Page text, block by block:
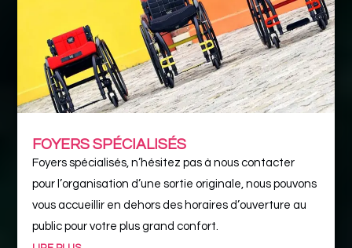
FOYERS SPÉCIALISÉS
Foyers spécialisés, n’hésitez pas à nous contacter
pour l’organisation d’une sortie originale, nous pouvons
vous accueillir en dehors des horaires d’ouverture au
public pour votre plus grand confort.